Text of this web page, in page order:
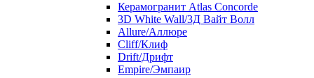
Керамогранит Atlas Concorde
3D White Wall/3Д Вайт Волл
Allure/Аллюрe
Cliff/Клиф
Drift/Дрифт
Empire/Эмпаир